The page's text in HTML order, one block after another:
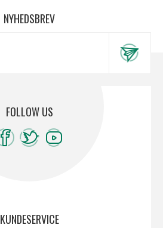
NYHEDSBREV
FOLLOW US
KUNDESERVICE